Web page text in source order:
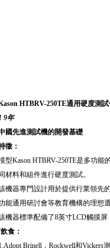
HTBRV-250TE通用硬度測
9年
國先進測試機的開發基礎
徵：
型Kason HTBRV-250TE是多功能
材料和組件進行硬度測試。
機器專門設計用於提供行業領先
能通用研討會等教育機構的理想
機器標準配備了8英寸LCD觸摸
飲食：
Brinell，Rockwell和Vickers